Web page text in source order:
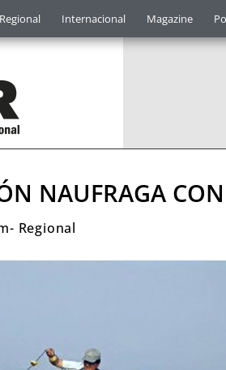
Regional Internacional Magazine
NAUFRAGA
- Regional